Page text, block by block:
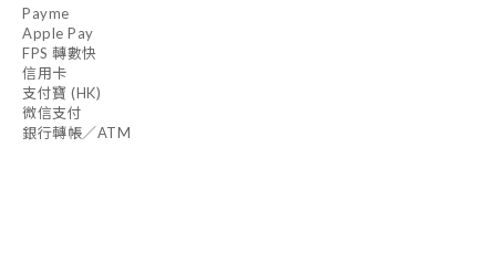
Payme
Apple Pay
FPS 轉數快
信用卡
支付寶 (HK)
微信支付
銀行轉帳／ATM